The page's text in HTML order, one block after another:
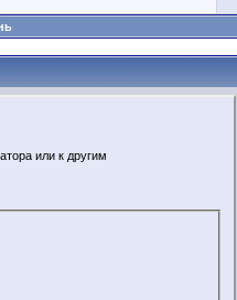
или к другим